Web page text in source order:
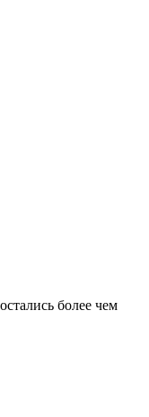
более чем